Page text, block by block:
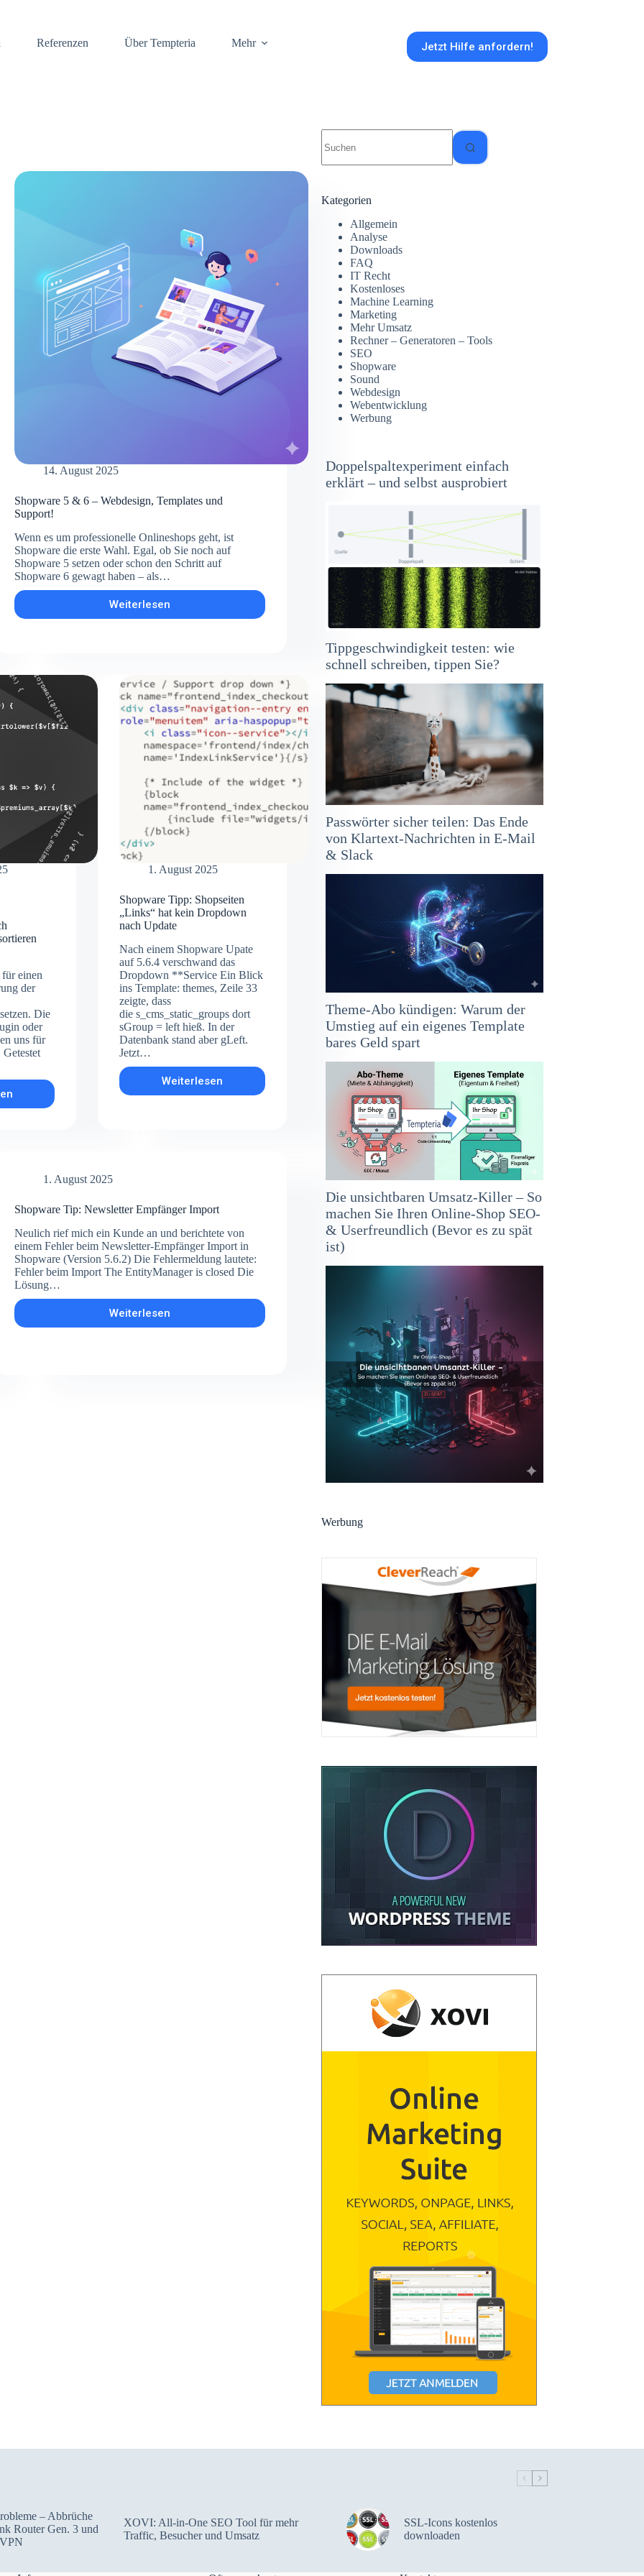
Referenzen Über Tempteria Mehr Jetzt Hilfe anfordern!
14. August 2025
Shopware 5 & 6 – Webdesign, Templates und
Support!
Wenn es um professionelle Onlineshops geht, ist
Shopware die erste Wahl. Egal, ob Sie noch auf
Shopware 5 setzen oder schon den Schritt auf
Shopware 6 gewagt haben – als…
Weiterlesen
Shopware
5
Templates
und
Support!
einen
der
Die
oder
uns für
Getestet
1. August 2025
Shopware Tipp: Shopseiten
„Links“ hat kein Dropdown
nach Update
Nach einem Shopware Upate
auf 5.6.4 verschwand das
Dropdown **Service Ein Blick
ins Template: themes, Zeile 33
zeigte, dass
die s_cms_static_groups dort
sGroup = left hieß. In der
Datenbank stand aber gLeft.
Jetzt…
Weiterlesen
Shopware
Tipp:
1. August 2025
Shopware Tip: Newsletter Empfänger Import
Neulich rief mich ein Kunde an und berichtete von
einem Fehler beim Newsletter-Empfänger Import in
Shopware (Version 5.6.2) Die Fehlermeldung lautete:
Fehler beim Import The EntityManager is closed Die
Lösung…
Weiterlesen
Shopware
Tip:
Ergebnisse
Kategorien
Allgemein
Analyse
Downloads
FAQ
IT Recht
Kostenloses
Machine Learning
Marketing
Mehr Umsatz
Rechner – Generatoren – Tools
SEO
Shopware
Sound
Webdesign
Webentwicklung
Werbung
Doppelspaltexperiment einfach
erklärt – und selbst ausprobiert
Tippgeschwindigkeit testen: wie
schnell schreiben, tippen Sie?
Passwörter sicher teilen: Das Ende
von Klartext-Nachrichten in E-Mail
& Slack
Theme-Abo kündigen: Warum der
Umstieg auf ein eigenes Template
bares Geld spart
Die unsichtbaren Umsatz-Killer – So
machen Sie Ihren Online-Shop SEO-
& Userfreundlich (Bevor es zu spät
ist)
Werbung
– Abbrüche
Router Gen. 3 und
XOVI: All-in-One SEO Tool für mehr
Traffic, Besucher und Umsatz
SSL-Icons kostenlos
downloaden